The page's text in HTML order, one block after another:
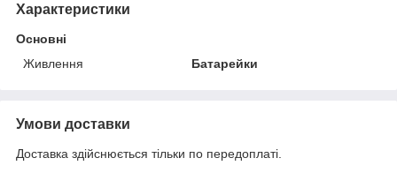
Характеристики
Основні
Живлення
Батарейки
Умови доставки
Доставка здійснюється тільки по передоплаті.